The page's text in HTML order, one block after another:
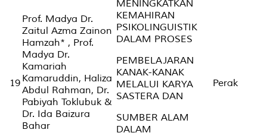
19
Prof. Madya Dr.
Zaitul Azma Zainon
Hamzah* , Prof.
Madya Dr.
Kamariah
Kamaruddin, Haliza
Abdul Rahman, Dr.
Pabiyah Toklubuk &
Dr. Ida Baizura
Bahar
MENINGKATKAN
KEMAHIRAN
PSIKOLINGUISTIK
DALAM PROSES
PEMBELAJARAN
KANAK-KANAK
MELALUI KARYA
SASTERA DAN
SUMBER ALAM
DALAM
Perak